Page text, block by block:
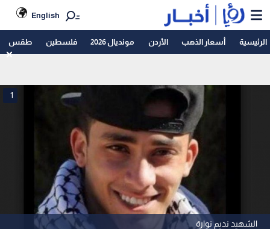
English
الرئيسية أسعار الذهب الأردن مونديال 2026 فلسطين طقس
الشهيد نديم نوارة
1